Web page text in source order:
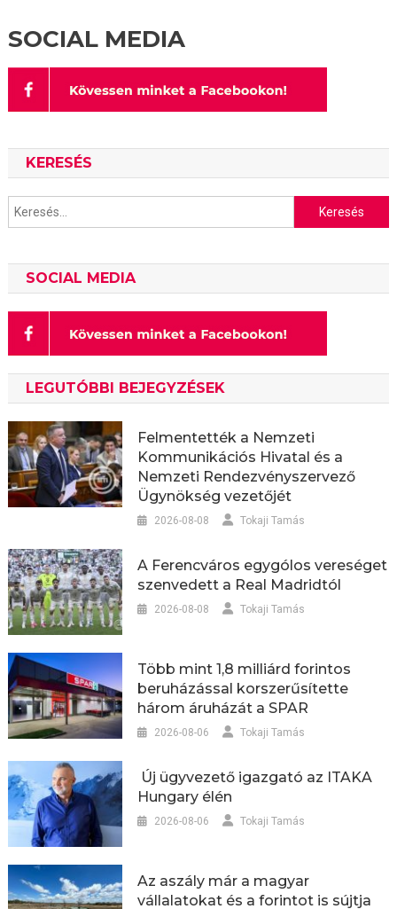
SOCIAL MEDIA
KERESÉS
Keresés:
SOCIAL MEDIA
LEGUTÓBBI BEJEGYZÉSEK
Felmentették a Nemzeti
Kommunikációs Hivatal és a
Nemzeti Rendezvényszervező
Ügynökség vezetőjét
2026-08-08 Tokaji Tamás
A Ferencváros egygólos vereséget
szenvedett a Real Madridtól
2026-08-08 Tokaji Tamás
Több mint 1,8 milliárd forintos
beruházással korszerűsítette
három áruházát a SPAR
2026-08-06 Tokaji Tamás
Új ügyvezető igazgató az ITAKA
Hungary élén
2026-08-06 Tokaji Tamás
Az aszály már a magyar
vállalatokat és a forintot is sújtja